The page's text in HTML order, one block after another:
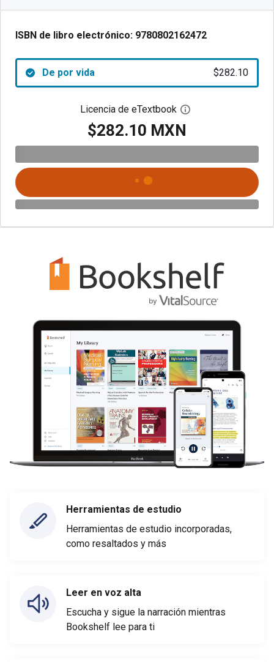
ISBN de libro electrónico: 9780802162472
De por vida $282.10
Licencia de eTextbook Abre el cuadro de
$282.10 MXN
Herramientas de estudio
Herramientas de estudio incorporadas,
como resaltados y más
Leer en voz alta
Escucha y sigue la narración mientras
Bookshelf lee para ti